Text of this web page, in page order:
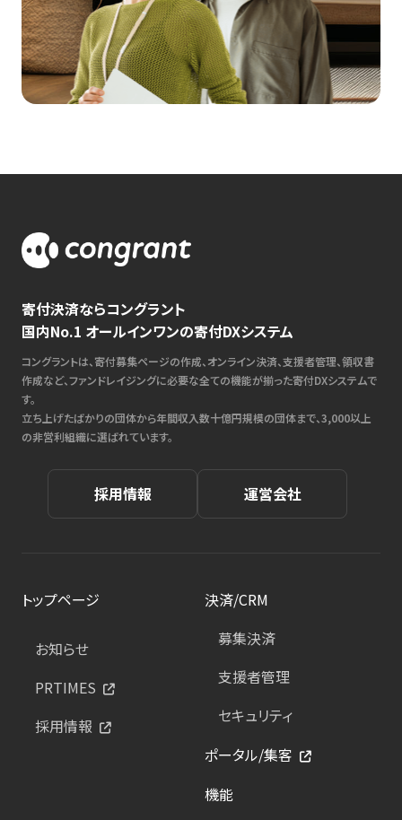
寄付決済ならコングラント
国内No.1 オールインワンの寄付DXシステム
コングラントは、寄付募集ページの作成、オンライン決済、支援者管理、領収書
作成など、ファンドレイジングに必要な全ての機能が揃った寄付DXシステムで
す。
立ち上げたばかりの団体から年間収入数十億円規模の団体まで、3,000以上
の非営利組織に選ばれています。
採用情報 運営会社
トップページ
お知らせ
PRTIMES
採用情報
決済/CRM
募集決済
支援者管理
セキュリティ
ポータル/集客
機能